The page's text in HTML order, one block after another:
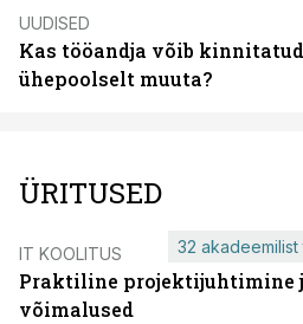
UUDISED
Kas tööandja võib
ühepoolselt muuta?
ÜRITUSED
IT KOOLITUS
Praktiline projektijuhtimine
võimalused
32 akadeemilist